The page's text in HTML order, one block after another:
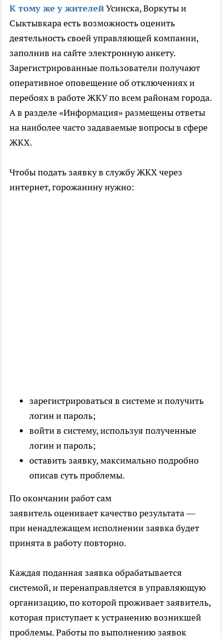
К тому же у жителейУсинска, Воркуты и
Сыктывкара есть возможность оценить
деятельность своей управляющей компании,
заполнив на сайте электронную анкету.
Зарегистрированные пользователи получают
оперативное оповещение об отключениях и
перебоях в работе ЖКУ по всем районам города.
А в разделе «Информация» размещены ответы
на наиболее часто задаваемые вопросы в сфере
ЖКХ.
Чтобы подать заявку в службу ЖКХ через
интернет, горожанину нужно:
зарегистрироваться в системе и получить
логин и пароль;
войти в систему, используя полученные
логин и пароль;
оставить заявку, максимально подробно
описав суть проблемы.
По окончании работ сам
заявитель оценивает качество результата —
при ненадлежащем исполнении заявка будет
принята в работу повторно.
Каждая поданная заявка обрабатывается
системой, и перенаправляется в управляющую
организацию, по которой проживает заявитель,
которая приступает к устранению возникшей
проблемы. Работы по выполнению заявок